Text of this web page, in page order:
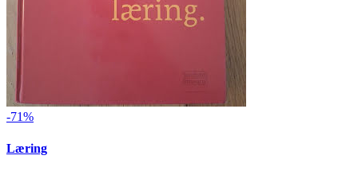
-71%
Læring